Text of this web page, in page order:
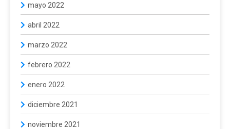
mayo 2022
abril 2022
marzo 2022
febrero 2022
enero 2022
diciembre 2021
noviembre 2021